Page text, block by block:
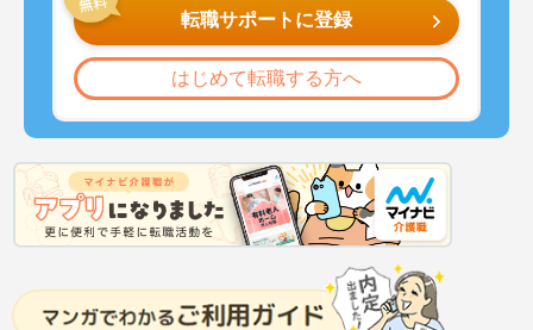
転職サポートに登録
はじめて転職する方へ